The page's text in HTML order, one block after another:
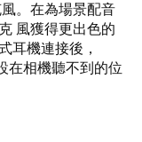
。在為場景配音
風獲得更出色的
耳機連接後，
在相機聽不到的位